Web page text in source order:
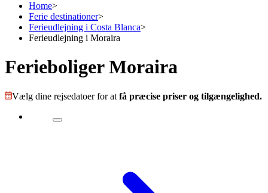
Home>
Ferie destinationer>
Ferieudlejning i Costa Blanca>
Ferieudlejning i Moraira
Ferieboliger Moraira
Vælg dine rejsedatoer for at få præcise priser og tilgængelighed.